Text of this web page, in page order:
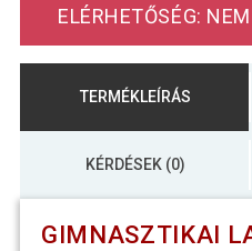
ELÉRHETŐSÉG:
TERMÉKLEÍRÁS
KÉRDÉSEK (0)
GIMNASZTIKAI